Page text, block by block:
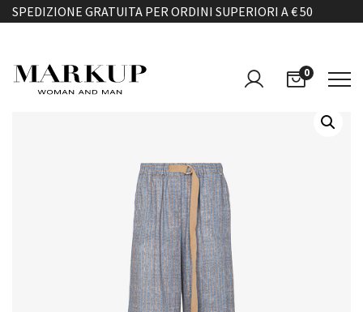
SPEDIZIONE GRATUITA PER ORDINI SUPERIORI A € 50
0